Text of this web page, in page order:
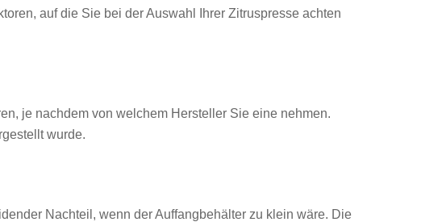
auf die Sie bei der Auswahl Ihrer Zitruspresse achten
je nachdem von welchem Hersteller Sie eine nehmen.
wurde.
Nachteil, wenn der Auffangbehälter zu klein wäre. Die